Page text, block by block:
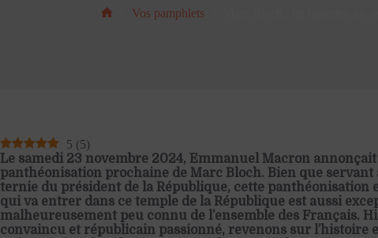
Vos pamphlets
5 (5)
Le samedi 23 novembre 2024, Emmanuel Macron
panthéonisation prochaine de Marc Bloch. Bien que servant
ternie du président de la République, cette panthéonisation
qui va entrer dans ce temple de la République est aussi
malheureusement peu connu de l’ensemble des Français.
convaincu et républicain passionné, revenons sur l’histoire